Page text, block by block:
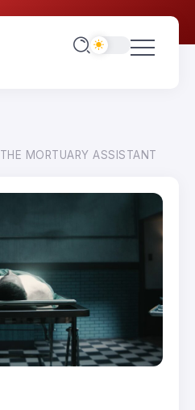
THE MORTUARY ASSISTANT